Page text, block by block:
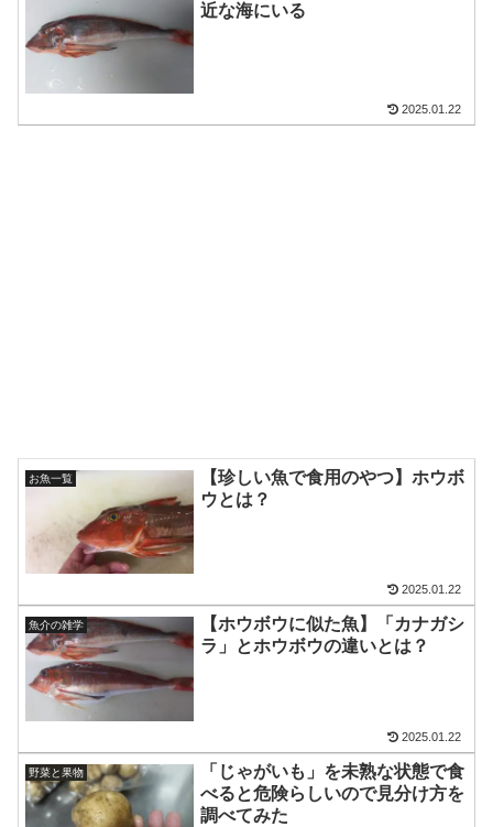
近な海にいる
2025.01.22
お魚一覧
【珍しい魚で食用のやつ】ホウボ
ウとは？
2025.01.22
魚介の雑学
【ホウボウに似た魚】「カナガシ
ラ」とホウボウの違いとは？
2025.01.22
野菜と果物
「じゃがいも」を未熟な状態で食
べると危険らしいので見分け方を
調べてみた